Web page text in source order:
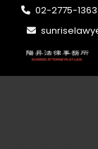
02-2775-